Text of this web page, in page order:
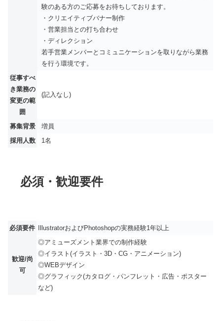
験のある方のご応募をお待ちしております。
・クリエイティブバナー制作
・営業担当との打ち合わせ
・ディレクション
若手営業メンバーとコミュニケーションを取りながら業務
を行う環境です。
従事すべ
き業務の
変更の範
囲
(記入なし)
募集背景
増員
採用人数
1名
必須・歓迎要件
必須要件 IllustratorおよびPhotoshopの実務経験1年以上
歓迎/尚
可
◎アミューズメント業界での制作経験
◎イラスト(イラスト・3D・CG・アニメーション)
◎WEBデザイン
◎グラフィック(カタログ・パンフレット・広告・ポスター
など)